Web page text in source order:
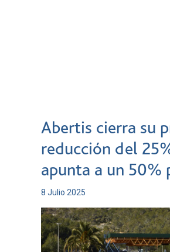
Abertis cierra su
reducción del
apunta a un 50%
8 Julio 2025